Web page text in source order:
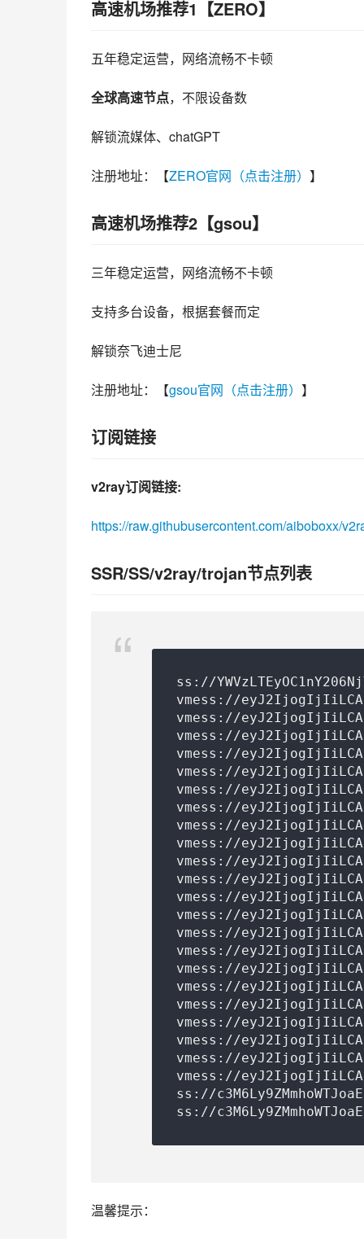
高速机场推荐1【ZERO】
五年稳定运营，网络流畅不卡顿
全球高速节点，不限设备数
解锁流媒体、chatGPT
注册地址：【ZERO官网（点击注册） 】
高速机场推荐2【gsou】
三年稳定运营，网络流畅不卡顿
支持多台设备，根据套餐而定
解锁奈飞迪士尼
注册地址：【gsou官网（点击注册） 】
订阅链接
v2ray订阅链接:
https://raw.githubusercontent.com/aiboboxx/
SSR/SS/v2ray/trojan节点列表
ss://
vmess://
vmess://
vmess://
vmess://
vmess://
vmess://
vmess://
vmess://
vmess://
vmess://
vmess://
vmess://
vmess://
vmess://
vmess://
vmess://
vmess://
vmess://
vmess://
vmess://
vmess://
vmess://
ss://
ss://
温馨提示：